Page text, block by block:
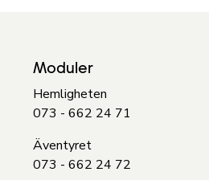
Moduler
Hemligheten
073 - 662 24 71
Äventyret
073 - 662 24 72